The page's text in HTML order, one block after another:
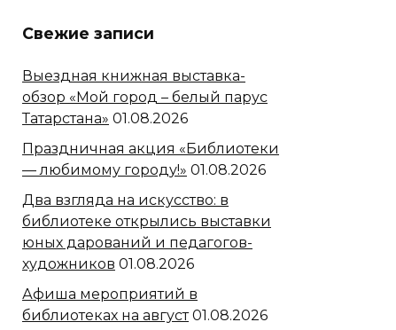
Свежие записи
Выездная книжная выставка-
обзор «Мой город – белый парус
Татарстана» 01.08.2026
Праздничная акция «Библиотеки
— любимому городу!» 01.08.2026
Два взгляда на искусство: в
библиотеке открылись выставки
юных дарований и педагогов-
художников 01.08.2026
Афиша мероприятий в
библиотеках на август 01.08.2026